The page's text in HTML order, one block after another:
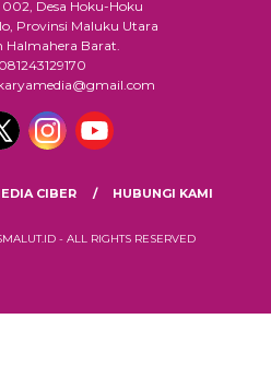
Desa Hoku-Hoku
Provinsi Maluku Utara
Halmahera Barat.
CIBER HUBUNGI KAMI
- ALL RIGHTS RESERVED